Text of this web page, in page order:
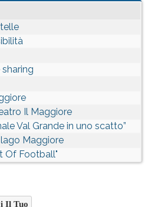
Il Maggiore
Val Grande in uno scatto”
Maggiore
Of Football"
Il Tuo